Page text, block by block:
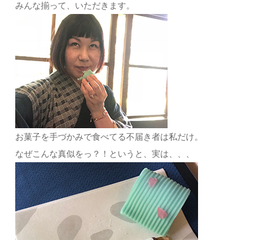
みんな揃って、いただきます。
お菓子を手づかみで食べてる不届き者は私だけ。
なぜこんな真似をっ？！というと、実は、、、